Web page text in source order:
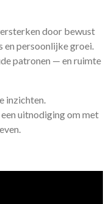
door bewust
en persoonlijke groei.
patronen — en ruimte
inzichten.
uitnodiging om met